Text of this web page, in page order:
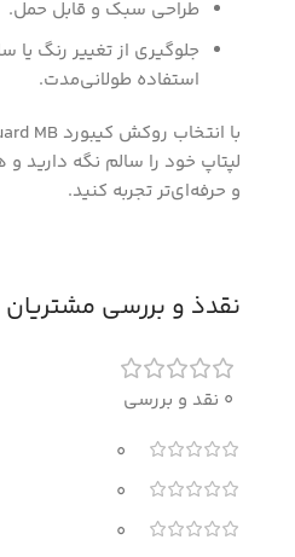
طراحی سبک و قابل حمل.
جلوگیری از تغییر رنگ یا
استفاده طولانی‌مدت.
لپتاپ خود را سالم نگه دارید
و حرفه‌ای‌تر تجربه کنید.
نقدذ و بررسی مشتریان
0 نقد و بررسی
0
0
0